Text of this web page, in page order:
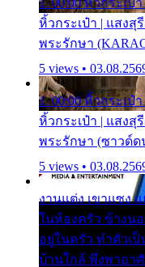
หิ้วกระเป๋า | แสงสุ
พระรักษา
5 views •
1. 00:00 หิ้วกระเป๋
หิ้วกระเป๋า | แสงสุ
พระรักษา (ซาวด์ด
5 views •
งานแต่ง เขาแซง
ในห้องครัว ข้างนอ
อยู่ในครัว ทำตัวเป็
บ้านใกล้ พึ่งพาอาศั